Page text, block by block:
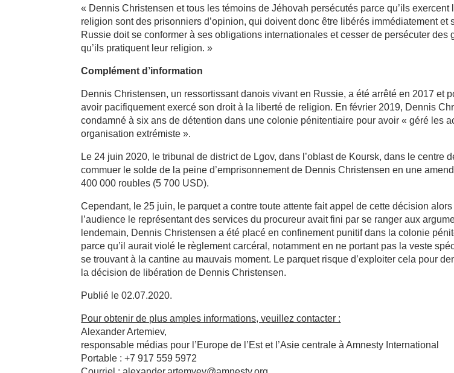
« Dennis Christensen et tous les témoins de Jéhovah persécutés parce qu’ils exercent
religion sont des prisonniers d’opinion, qui doivent donc être libérés immédiatement et
Russie doit se conformer à ses obligations internationales et cesser de persécuter des
qu’ils pratiquent leur religion. »
Complément d’information
Dennis Christensen, un ressortissant danois vivant en Russie, a été arrêté en 2017 et
avoir pacifiquement exercé son droit à la liberté de religion. En février 2019, Dennis
condamné à six ans de détention dans une colonie pénitentiaire pour avoir « géré les
organisation extrémiste ».
Le 24 juin 2020, le tribunal de district de Lgov, dans l’oblast de Koursk, dans le centre
commuer le solde de la peine d’emprisonnement de Dennis Christensen en une
400 000 roubles (5 700 USD).
Cependant, le 25 juin, le parquet a contre toute attente fait appel de cette décision
l’audience le représentant des services du procureur avait fini par se ranger aux
lendemain, Dennis Christensen a été placé en confinement punitif dans la colonie
parce qu’il aurait violé le règlement carcéral, notamment en ne portant pas la veste
se trouvant à la cantine au mauvais moment. Le parquet risque d’exploiter cela pour
la décision de libération de Dennis Christensen.
Publié le 02.07.2020.
Pour obtenir de plus amples informations, veuillez contacter :
Alexander Artemiev,
responsable médias pour l’Europe de l’Est et l’Asie centrale à Amnesty International
Portable : +7 917 559 5972